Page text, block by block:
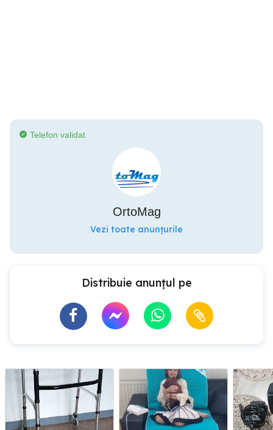
Telefon validat
OrtoMag
Vezi toate anunțurile
Distribuie anunțul pe